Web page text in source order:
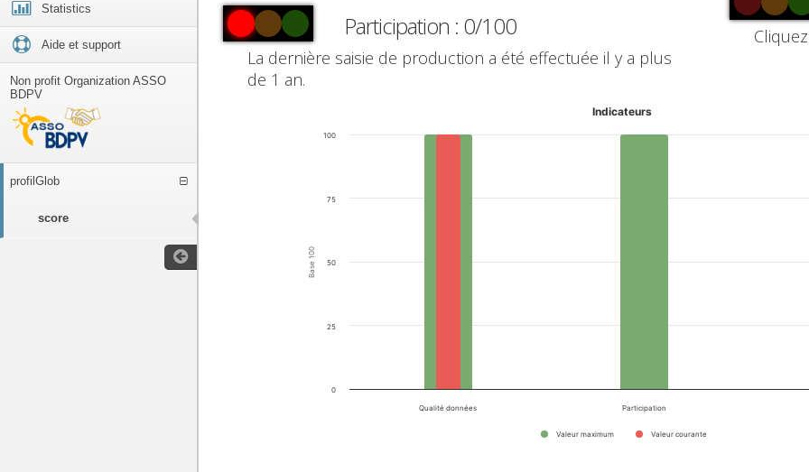
Statistics
Aide et support
Non profit Organization ASSO
BDPV
profilGlob
score
Participation : 0/100
La dernière saisie de production a été effectuée il y a plus
de 1 an.
Base 100
Indicateurs
Valeur maximum Valeur courante
Qualité données Participation
0
25
50
75
100